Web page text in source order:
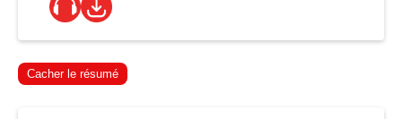
Cacher le résumé